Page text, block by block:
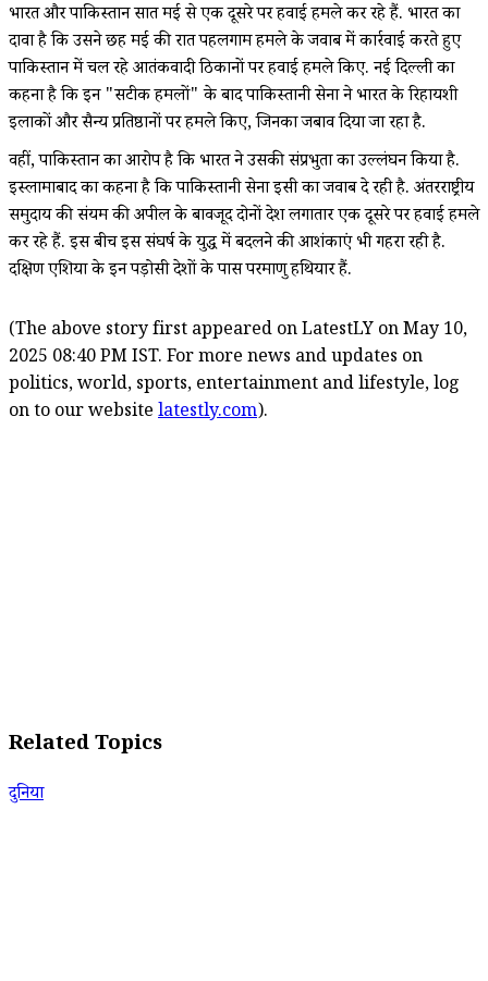
भारत और पाकिस्तान सात मई से एक दूसरे पर हवाई हमले कर रहे हैं. भारत का
दावा है कि उसने छह मई की रात पहलगाम हमले के जवाब में कार्रवाई करते हुए
पाकिस्तान में चल रहे आतंकवादी ठिकानों पर हवाई हमले किए. नई दिल्ली का
कहना है कि इन "सटीक हमलों" के बाद पाकिस्तानी सेना ने भारत के रिहायशी
इलाकों और सैन्य प्रतिष्ठानों पर हमले किए, जिनका जबाव दिया जा रहा है.
वहीं, पाकिस्तान का आरोप है कि भारत ने उसकी संप्रभुता का उल्लंघन किया है.
इस्लामाबाद का कहना है कि पाकिस्तानी सेना इसी का जवाब दे रही है. अंतरराष्ट्रीय
समुदाय की संयम की अपील के बावजूद दोनों देश लगातार एक दूसरे पर हवाई हमले
कर रहे हैं. इस बीच इस संघर्ष के युद्ध में बदलने की आशंकाएं भी गहरा रही है.
दक्षिण एशिया के इन पड़ोसी देशों के पास परमाणु हथियार हैं.
(The above story first appeared on LatestLY on May 10,
2025 08:40 PM IST. For more news and updates on
politics, world, sports, entertainment and lifestyle, log
on to our website latestly.com).
Related Topics
दुनिया